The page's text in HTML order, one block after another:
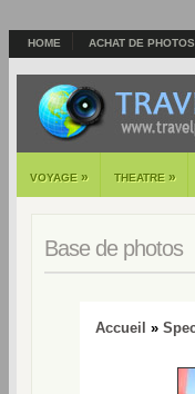
HOME ACHAT DE PHOTOS
VOYAGE » THEATRE »
Base de photos
Accueil »